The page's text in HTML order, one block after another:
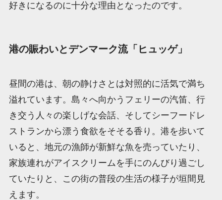
好きになるのに十分な理由となったのです。
港の賑わいとデンマーク流「ヒュッゲ」
昼間の港は、朝の静けさとは対照的に活気で満ち
溢れています。島々へ向かうフェリーの汽笛、行
き交う人々の楽しげな会話、そしてシーフードレ
ストランから漂う食欲をそそる香り。港を歩いて
いると、地元の漁師が新鮮な魚を売っていたり、
家族連れがアイスクリームを手にのんびり過ごし
ていたりと、この街の普段の生活の様子が垣間見
えます。